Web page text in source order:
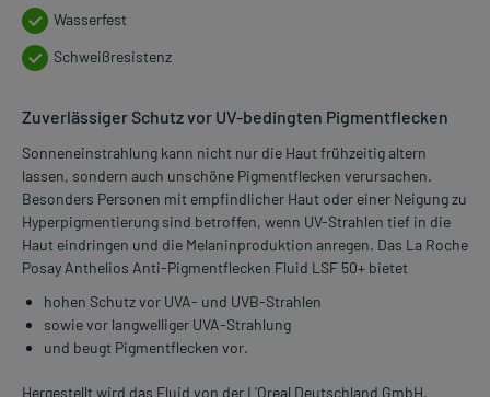
Wasserfest
Schweißresistenz
Zuverlässiger Schutz vor UV-bedingten Pigmentflecken
Sonneneinstrahlung kann nicht nur die Haut frühzeitig altern
lassen, sondern auch unschöne Pigmentflecken verursachen.
Besonders Personen mit empfindlicher Haut oder einer Neigung zu
Hyperpigmentierung sind betroffen, wenn UV-Strahlen tief in die
Haut eindringen und die Melaninproduktion anregen. Das La Roche
Posay Anthelios Anti-Pigmentflecken Fluid LSF 50+ bietet
hohen Schutz vor UVA- und UVB-Strahlen
sowie vor langwelliger UVA-Strahlung
und beugt Pigmentflecken vor.
Hergestellt wird das Fluid von der L'Oreal Deutschland GmbH.